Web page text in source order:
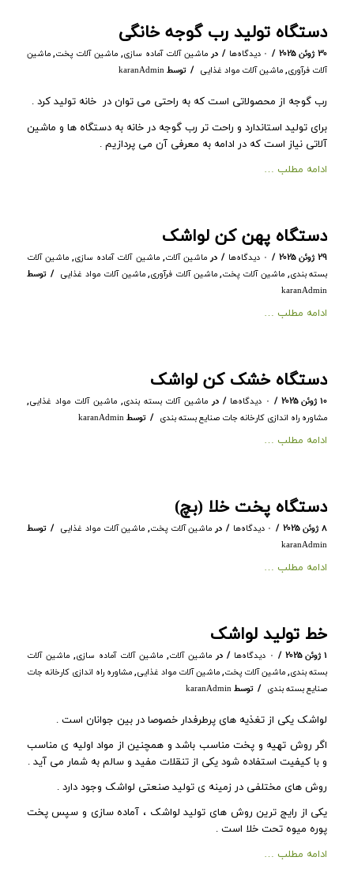
دستگاه تولید رب گوجه خانگی
۳۰ ژوئن ۲۰۲۵ / ۰ دیدگاه‌ها / درماشین آلات آماده سازی, ماشین آلات پخت,ماشین
آلات فرآوری, ماشین آلات مواد غذایی / توسط karanAdmin
رب گوجه از محصولاتی است که به راحتی می توان در خانه تولید کرد .
برای تولید استاندارد و راحت تر رب گوجه در خانه به دستگاه ها و ماشین
آلاتی نیاز است که در ادامه به معرفی آن می پردازیم .
ادامه مطلب …
دستگاه پهن کن لواشک
۲۹ ژوئن ۲۰۲۵ / ۰ دیدگاه‌ها / در ماشین آلات,ماشین آلات آماده سازی,ماشین آلات
بسته بندی,ماشین آلات پخت,ماشین آلات فرآوری,ماشین آلات مواد غذایی / توسط
karanAdmin
ادامه مطلب …
دستگاه خشک کن لواشک
۱۰ ژوئن ۲۰۲۵ / ۰ دیدگاه‌ها / در ماشین آلات بسته بندی,ماشین آلات مواد غذایی,
مشاوره راه اندازی کارخانه جات صنایع بسته بندی / توسط karanAdmin
ادامه مطلب …
دستگاه پخت خلا (بچ)
۸ ژوئن ۲۰۲۵ / ۰ دیدگاه‌ها / در ماشین آلات پخت, ماشین آلات مواد غذایی / توسط
karanAdmin
ادامه مطلب …
خط تولید لواشک
۱ ژوئن ۲۰۲۵ / ۰ دیدگاه‌ها / در ماشین آلات, ماشین آلات آماده سازی,ماشین آلات
بسته بندی, ماشین آلات پخت, ماشین آلات مواد غذایی,مشاوره راه اندازی کارخانه جات
صنایع بسته بندی / توسط karanAdmin
لواشک یکی از تغذیه های پرطرفدار خصوصا در بین جوانان است .
اگر روش تهیه و پخت مناسب باشد و همچنین از مواد اولیه ی مناسب
و با کیفیت استفاده شود یکی از تنقلات مفید و سالم به شمار می آید .
روش های مختلفی در زمینه ی تولید صنعتی لواشک وجود دارد .
یکی از رایج ترین روش های تولید لواشک ، آماده سازی و سپس پخت
پوره میوه تحت خلا است .
ادامه مطلب …